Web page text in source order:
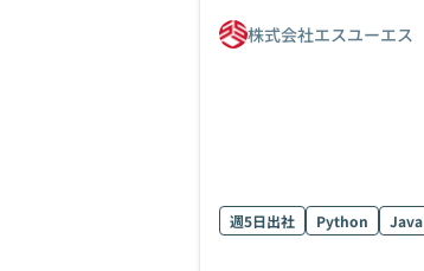
株式会社エスユーエス
週5日出社 Python Java